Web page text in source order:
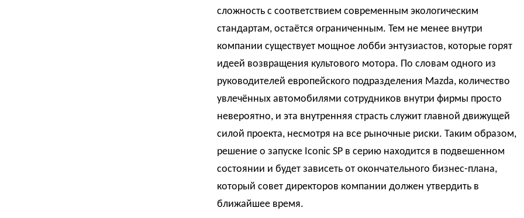
сложность с соответствием современным экологическим
стандартам, остаётся ограниченным. Тем не менее внутри
компании существует мощное лобби энтузиастов, которые горят
идеей возвращения культового мотора. По словам одного из
руководителей европейского подразделения Mazda, количество
увлечённых автомобилями сотрудников внутри фирмы просто
невероятно, и эта внутренняя страсть служит главной движущей
силой проекта, несмотря на все рыночные риски. Таким образом,
решение о запуске Iconic SP в серию находится в подвешенном
состоянии и будет зависеть от окончательного бизнес-плана,
который совет директоров компании должен утвердить в
ближайшее время.